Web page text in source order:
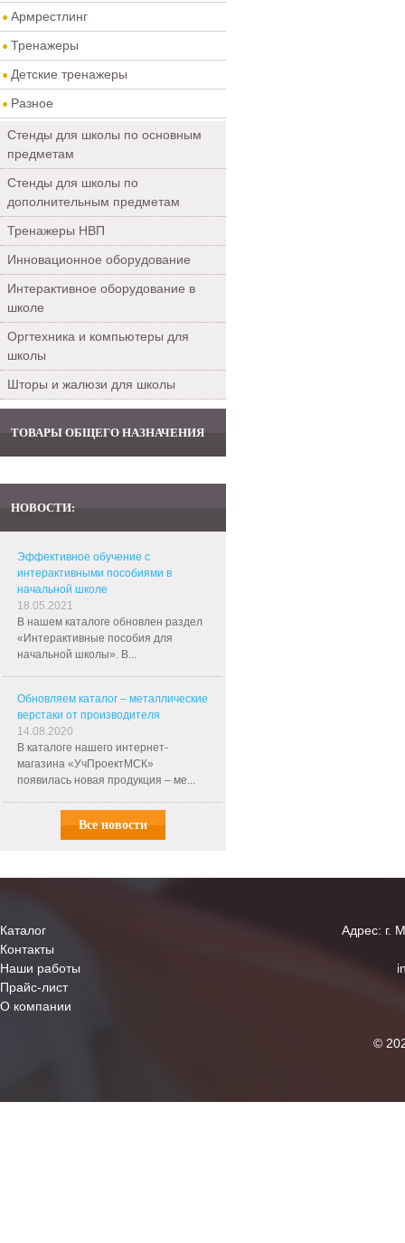
Армрестлинг
Тренажеры
Детские тренажеры
Разное
Стенды для школы по основным
предметам
Стенды для школы по
дополнительным предметам
Тренажеры НВП
Инновационное оборудование
Интерактивное оборудование в
школе
Оргтехника и компьютеры для
школы
Шторы и жалюзи для школы
ТОВАРЫ ОБЩЕГО НАЗНАЧЕНИЯ
НОВОСТИ:
Эффективное обучение с
интерактивными пособиями в
начальной школе
18.05.2021
В нашем каталоге обновлен раздел
«Интерактивные пособия для
начальной школы». В...
Обновляем каталог – металлические
верстаки от производителя
14.08.2020
В каталоге нашего интернет-
магазина «УчПроектМСК»
появилась новая продукция – ме...
Все новости
Каталог
Контакты
Наши работы
Прайс-лист
О компании
Адрес: г.
©